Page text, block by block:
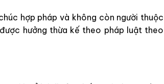
hợp pháp và không còn người thuộc
hưởng thừa kế theo pháp luật theo